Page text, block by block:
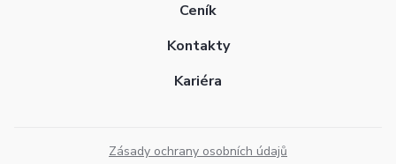
Ceník
Kontakty
Kariéra
Zásady ochrany osobních údajů